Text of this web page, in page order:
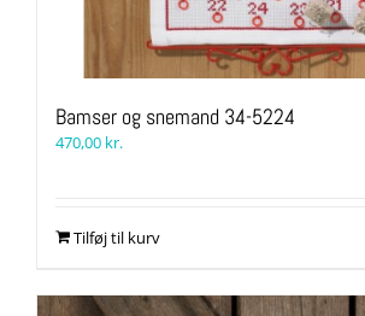
Bamser og snemand 34-5224
470,00 kr.
Tilføj til kurv